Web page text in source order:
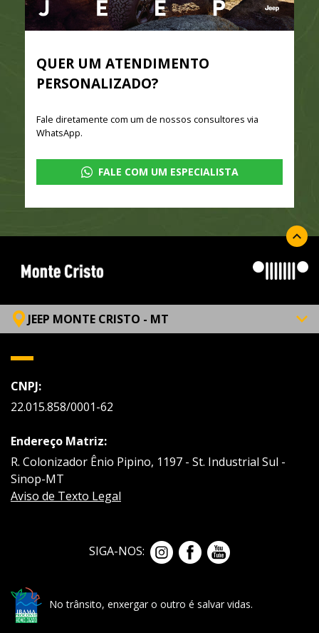
QUER UM ATENDIMENTO
PERSONALIZADO?
Fale diretamente com um de nossos consultores via
WhatsApp.
FALE COM UM ESPECIALISTA
JEEP MONTE CRISTO - MT
CNPJ:
22.015.858/0001-62
Endereço Matriz:
R. Colonizador Ênio Pipino, 1197 - St. Industrial Sul -
Sinop-MT
Aviso de Texto Legal
SIGA-NOS:
No trânsito, enxergar o outro é salvar vidas.